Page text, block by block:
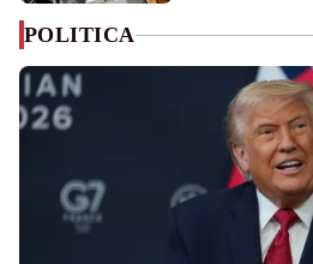
POLITICA